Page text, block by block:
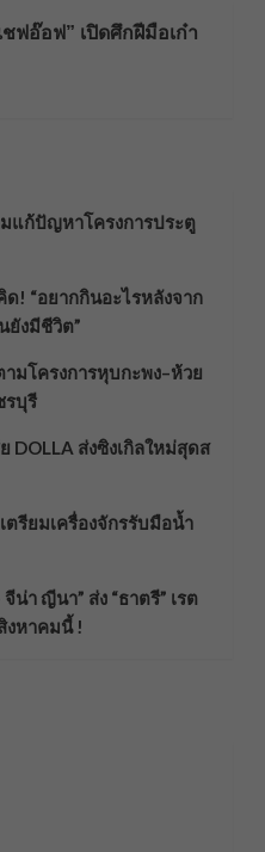
ฟอ๊อฟ” เปิดศึกฝีมือเก๋า
แก้ปัญหาโครงการประตู
ด! “อยากกินอะไรหลังจาก
ยังมีชีวิต”
มโครงการหุบกะพง–ห้วย
รบุรี
DOLLA ส่งซิงเกิลใหม่สุดส
ตรียมเครื่องจักรรับมือน้ำ
า ญีนา” ส่ง “ธาตรี” เรต
งหาคมนี้ !